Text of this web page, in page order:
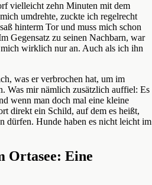
vielleicht zehn Minuten mit dem
umdrehte, zuckte ich regelrecht
hinterm Tor und muss mich schon
Gegensatz zu seinen Nachbarn, war
mich wirklich nur an. Auch als ich ihn
was er verbrochen hat, um im
Was mir nämlich zusätzlich auffiel: Es
wenn man doch mal eine kleine
direkt ein Schild, auf dem es heißt,
dürfen. Hunde haben es nicht leicht im
Ortasee: Eine